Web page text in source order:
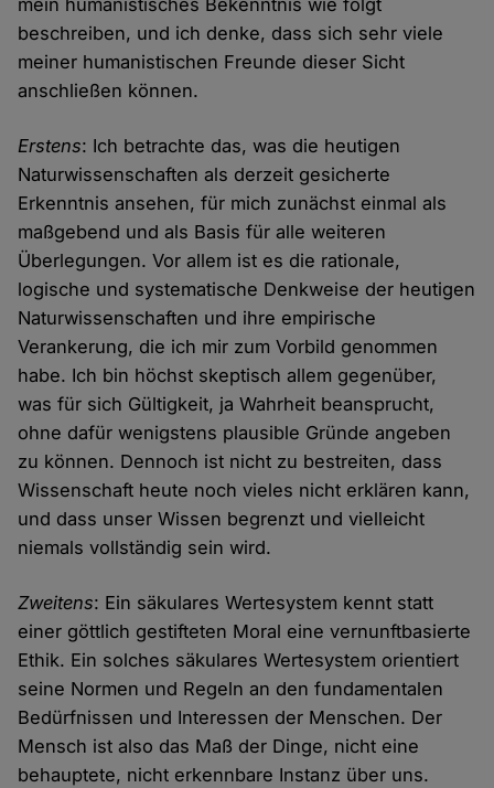
mein humanistisches Bekenntnis wie folgt
beschreiben, und ich denke, dass sich sehr viele
meiner humanistischen Freunde dieser Sicht
anschließen können.
Erstens: Ich betrachte das, was die heutigen
Naturwissenschaften als derzeit gesicherte
Erkenntnis ansehen, für mich zunächst einmal als
maßgebend und als Basis für alle weiteren
Überlegungen. Vor allem ist es die rationale,
logische und systematische Denkweise der heutigen
Naturwissenschaften und ihre empirische
Verankerung, die ich mir zum Vorbild genommen
habe. Ich bin höchst skeptisch allem gegenüber,
was für sich Gültigkeit, ja Wahrheit beansprucht,
ohne dafür wenigstens plausible Gründe angeben
zu können. Dennoch ist nicht zu bestreiten, dass
Wissenschaft heute noch vieles nicht erklären kann,
und dass unser Wissen begrenzt und vielleicht
niemals vollständig sein wird.
Zweitens: Ein säkulares Wertesystem kennt statt
einer göttlich gestifteten Moral eine vernunftbasierte
Ethik. Ein solches säkulares Wertesystem orientiert
seine Normen und Regeln an den fundamentalen
Bedürfnissen und Interessen der Menschen. Der
Mensch ist also das Maß der Dinge, nicht eine
behauptete, nicht erkennbare Instanz über uns.